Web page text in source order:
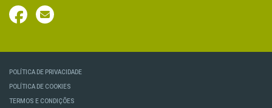
POLÍTICA DE PRIVACIDADE
POLÍTICA DE COOKIES
TERMOS E CONDIÇÕES